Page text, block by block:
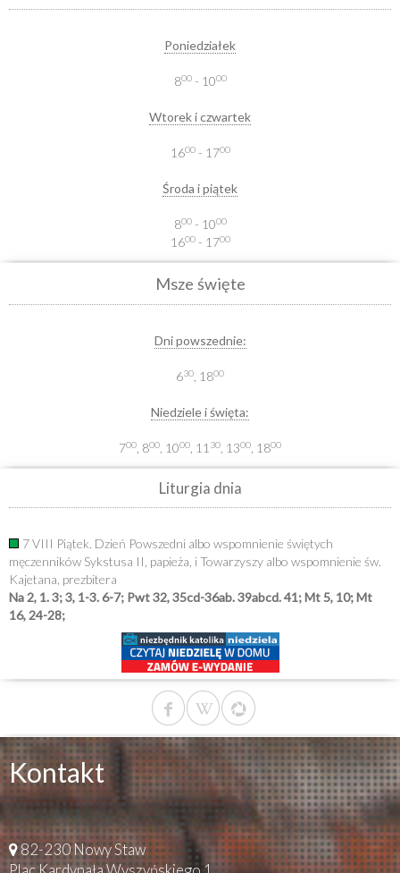
Poniedziałek
800- 1000
Wtorek i czwartek
1600- 1700
Środa i piątek
800- 1000
1600- 1700
Msze święte
Dni powszednie:
630 , 1800
Niedziele i święta:
700 , 800 , 1000 , 11 30 , 1300 , 1800
Liturgia dnia
7 VIII Piątek. Dzień Powszedni albo wspomnienie świętych
męczenników Sykstusa II, papieża, i Towarzyszy albo wspomnienie św.
Kajetana, prezbitera
Na 2, 1. 3; 3, 1-3. 6-7; Pwt 32, 35cd-36ab. 39abcd. 41; Mt 5, 10; Mt
16, 24-28;
Kontakt
82-230 Nowy Staw